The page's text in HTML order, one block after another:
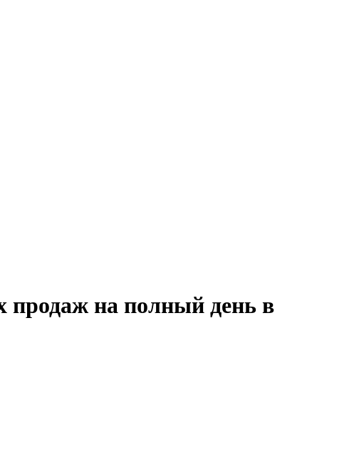
продаж на полный день в